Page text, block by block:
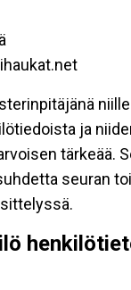
ja
tärkeää.
seuran